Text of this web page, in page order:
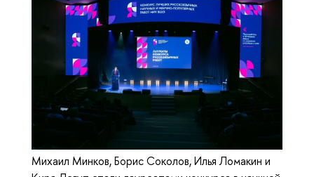
Михаил Минков, Борис Соколов, Илья Ломакин и